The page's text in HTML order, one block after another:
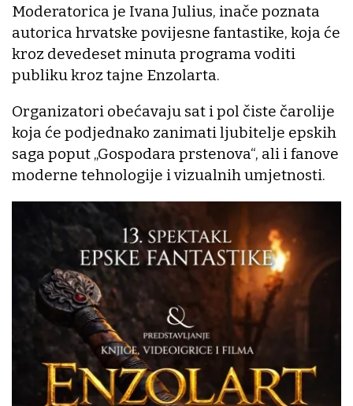
Moderatorica je Ivana Julius, inače poznata
autorica hrvatske povijesne fantastike, koja će
kroz devedeset minuta programa voditi
publiku kroz tajne Enzolarta.
Organizatori obećavaju sat i pol čiste čarolije
koja će podjednako zanimati ljubitelje epskih
saga poput „Gospodara prstenova“, ali i fanove
moderne tehnologije i vizualnih umjetnosti.